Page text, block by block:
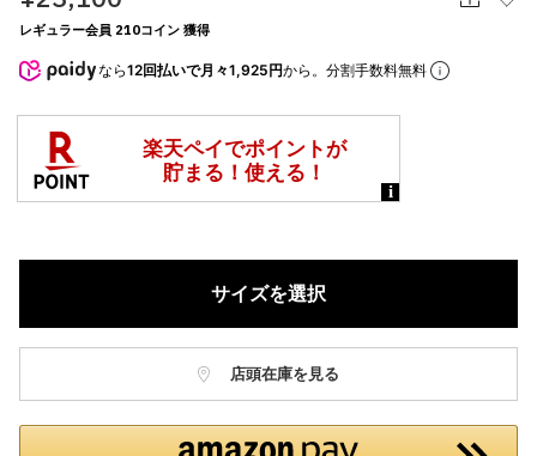
レギュラー会員 210コイン 獲得
なら12回払いで月々1,925円から。分割手数料無料
サイズを選択
店頭在庫を見る